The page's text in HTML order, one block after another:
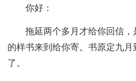
你好：
拖延两个多月才给你回信
的样书来到给你寄。书原定九月
了。